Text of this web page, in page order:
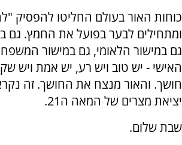
כוחות האור בעולם החליטו להפסיק
ומתחילים לבער בפועל את החמץ. גם
גם במישור הלאומי, גם במישור
האישי - יש טוב ויש רע, יש אמת ויש
חושך. והאור מנצח את החושך. זה
יציאת מצרים של המאה ה21.
שבת שלום.